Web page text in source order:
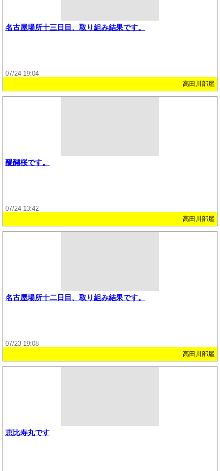
名古屋場所十三日目、取り組み結果です。
07/24 19:04
高田川部屋
醍醐桜です。
07/24 13:42
高田川部屋
名古屋場所十二日目、取り組み結果です。
07/23 19:08
高田川部屋
恵比寿丸です